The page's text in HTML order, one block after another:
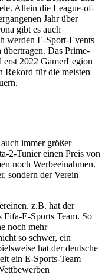
Allein die League-of-
Jahr über
gibt es auch
werden E-Sport-Events
Das Prime-
2022 GamerLegion
Rekord für die meisten
immer größer
2-Tunier einen Preis von
noch Werbeeinahmen.
sondern der Verein
z.B. hat der
Fifa-E-Sports Team. So
noch mehr
so schwer, ein
hat der deutsche
ein E-Sports-Team